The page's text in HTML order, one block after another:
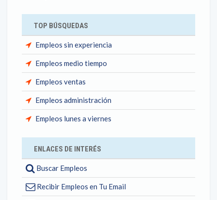
TOP BÚSQUEDAS
Empleos sin experiencia
Empleos medio tiempo
Empleos ventas
Empleos administración
Empleos lunes a viernes
ENLACES DE INTERÉS
Buscar Empleos
Recibir Empleos en Tu Email